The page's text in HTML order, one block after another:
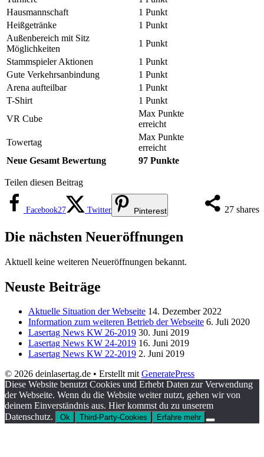
Hausmannschaft
1 Punkt
Heißgetränke
1 Punkt
Außenbereich mit Sitz
Möglichkeiten
1 Punkt
Stammspieler Aktionen
1 Punkt
Gute Verkehrsanbindung
1 Punkt
Arena aufteilbar
1 Punkt
T-Shirt
1 Punkt
VR Cube
Max Punkte
erreicht
Towertag
Max Punkte
erreicht
Neue Gesamt Bewertung
97 Punkte
Teilen diesen Beitrag
27 shares
Facebook27 Twitter Pinterest
Die nächsten Neueröffnungen
Aktuell keine weiteren Neueröffnungen bekannt.
Neuste Beiträge
Aktuelle Situation der Webseite 14. Dezember 2022
Information zum weiteren Betrieb der Webseite 6. Juli 2020
Lasertag News KW 26-2019 30. Juni 2019
Lasertag News KW 24-2019 16. Juni 2019
Lasertag News KW 22-2019 2. Juni 2019
© 2026 deinlasertag.de • Erstellt mitGeneratePress
Diese Website benutzt Cookies und Erhebt Daten zur Verwendung
der Webseite. Wenn du die Website weiter nutzt, gehen wir von
deinem Einverständnis aus. Hier kommst du zu unserem
Datenschutz.
Ok Third-Party-Cookies Erfahre mehr